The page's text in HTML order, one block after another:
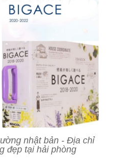
nhật bản - Địa chỉ
đẹp tại hải phòng